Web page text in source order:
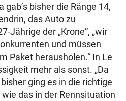
bisher die Ränge 14,
das Auto zu
Jährige der „Krone“, „wir
und müssen
Paket herausholen.“ In Le
mehr als sonst. „Da
ging es in die richtige
das in der Rennsituation